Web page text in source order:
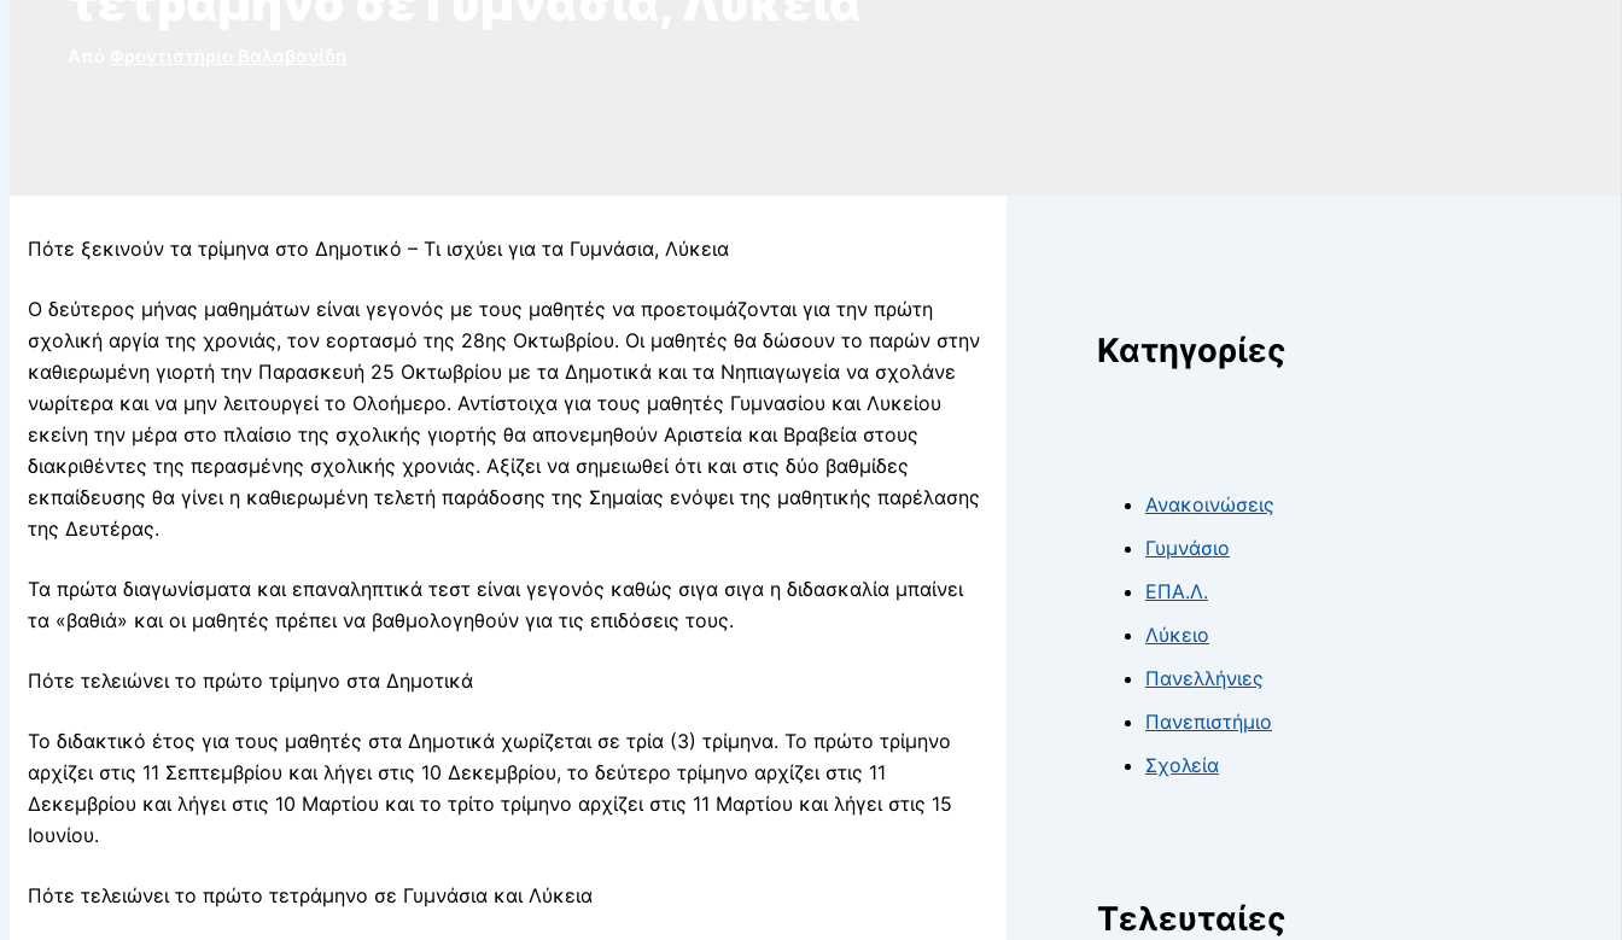
Πότε ξεκινούν τα τρίμηνα στο Δημοτικό – Τι ισχύει για τα Γυμνάσια, Λύκεια
Ο δεύτερος μήνας μαθημάτων είναι γεγονός με τους μαθητές να προετοιμάζονται για την πρώτη
σχολική αργία της χρονιάς, τον εορτασμό της 28ης Οκτωβρίου. Οι μαθητές θα δώσουν το παρών στην
καθιερωμένη γιορτή την Παρασκευή 25 Οκτωβρίου με τα Δημοτικά και τα Νηπιαγωγεία να σχολάνε
νωρίτερα και να μην λειτουργεί το Ολοήμερο. Αντίστοιχα για τους μαθητές Γυμνασίου και Λυκείου
εκείνη την μέρα στο πλαίσιο της σχολικής γιορτής θα απονεμηθούν Αριστεία και Βραβεία στους
διακριθέντες της περασμένης σχολικής χρονιάς. Αξίζει να σημειωθεί ότι και στις δύο βαθμίδες
εκπαίδευσης θα γίνει η καθιερωμένη τελετή παράδοσης της Σημαίας ενόψει της μαθητικής παρέλασης
της Δευτέρας.
Τα πρώτα διαγωνίσματα και επαναληπτικά τεστ είναι γεγονός καθώς σιγα σιγα η διδασκαλία μπαίνει
τα «βαθιά» και οι μαθητές πρέπει να βαθμολογηθούν για τις επιδόσεις τους.
Πότε τελειώνει το πρώτο τρίμηνο στα Δημοτικά
Το διδακτικό έτος για τους μαθητές στα Δημοτικά χωρίζεται σε τρία (3) τρίμηνα. Το πρώτο τρίμηνο
αρχίζει στις 11 Σεπτεμβρίου και λήγει στις 10 Δεκεμβρίου, το δεύτερο τρίμηνο αρχίζει στις 11
Δεκεμβρίου και λήγει στις 10 Μαρτίου και το τρίτο τρίμηνο αρχίζει στις 11 Μαρτίου και λήγει στις 15
Ιουνίου.
Πότε τελειώνει το πρώτο τετράμηνο σε Γυμνάσια και Λύκεια
Κατηγορίες
Ανακοινώσεις
Γυμνάσιο
ΕΠΑ.Λ.
Λύκειο
Πανελλήνιες
Πανεπιστήμιο
Σχολεία
Τελευταίες